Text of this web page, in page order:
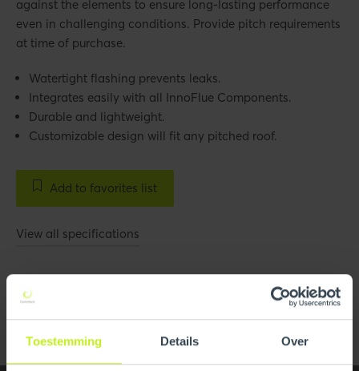
Toestemming Details Over
against the elements to ensure long-lasting performance
even in challenging conditions. Provide pitch requirements
at time of purchase.
Watertight flashing prevents leaks.
Integrates easily with all InnoFlue Components.
Durable and lightweight.
Customizable design will fit any pitched roof.
Add to favorites list
View all specifications